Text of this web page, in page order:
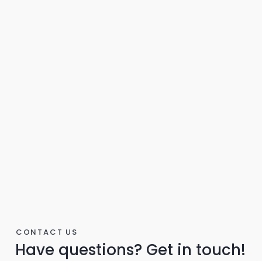
CONTACT US
Have questions? Get in touch!